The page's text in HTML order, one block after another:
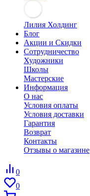
Лилия Холдинг
Блог
Акции и Скидки
Сотрудничество
Художники
Школы
Мастерские
Информация
О нас
Условия оплаты
Условия доставки
Гарантия
Возврат
Контакты
Отзывы о магазине
0
0